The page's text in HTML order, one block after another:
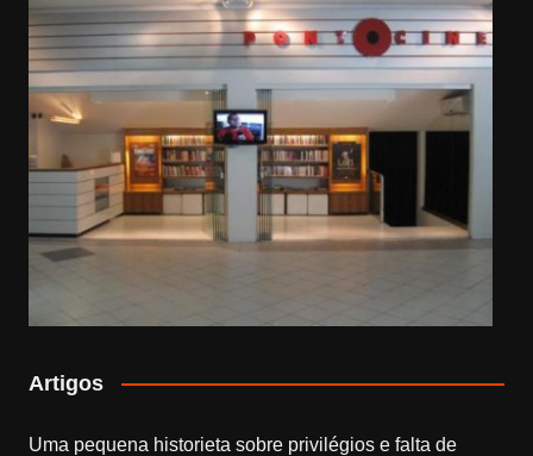
Artigos
Uma pequena historieta sobre privilégios e falta de